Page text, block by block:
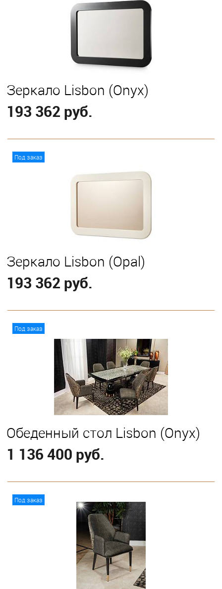
Зеркало Lisbon (Onyx)
193 362 руб.
Под заказ
Зеркало Lisbon (Opal)
193 362 руб.
Под заказ
Обеденный стол Lisbon (Onyx)
1 136 400 руб.
Под заказ